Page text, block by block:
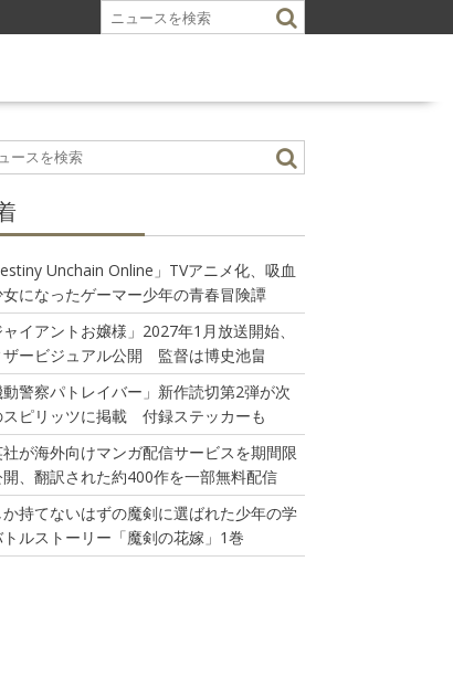
Unchain Online」TVアニメ化、吸血
女になったゲーマー少年の青春冒険譚
ャイアントお嬢様」2027年1月放送開始、
ザービジュアル公開 監督は博史池畠
動警察パトレイバー」新作読切第2弾が次
スピリッツに掲載 付録ステッカーも
が海外向けマンガ配信サービスを期間限
開、翻訳された約400作を一部無料配信
持てないはずの魔剣に選ばれた少年の学
トルストーリー「魔剣の花嫁」1巻